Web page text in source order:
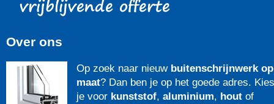
Over ons
Op zoek naar nieuw buitenschrijnwerk op
maat? Dan ben je op het goede adres. Kies
je voor kunststof, aluminium, hout of